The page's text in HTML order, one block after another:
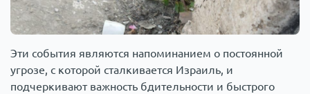
Эти события являются напоминанием о постоянной
угрозе, с которой сталкивается Израиль, и
подчеркивают важность бдительности и быстрого